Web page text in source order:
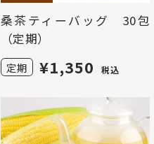
桑茶ティーバッグ 30包
（定期）
定期 ¥1,350 税込